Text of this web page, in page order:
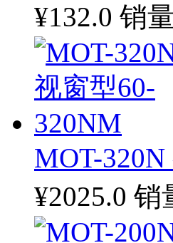
¥132.0 销
MOT-
¥2025.0 销